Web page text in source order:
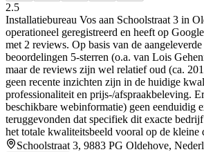
2.5
Installatiebureau Vos aan Schoolstraat 3 in
operationeel geregistreerd en heeft op
met 2 reviews. Op basis van de
beoordelingen 5-sterren (o.a. van Lois
maar de reviews zijn wel relatief oud (ca.
geen recente inzichten zijn in de huidige
professionaliteit en prijs-/afspraakbeleving.
beschikbare webinformatie) geen eenduidig
teruggevonden dat specifiek dit exacte
het totale kwaliteitsbeeld vooral op de kleine
Schoolstraat 3, 9883 PG Oldehove,